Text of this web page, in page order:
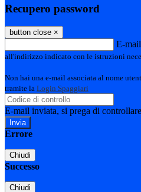
Recupero password
button close ×
E-mail
all'indirizzo indicato con le istruzioni
Non hai una e-mail associata al nome
tramite la Login Spaggiari
E-mail inviata, si prega di
Errore
Chiudi
Successo
Chiudi